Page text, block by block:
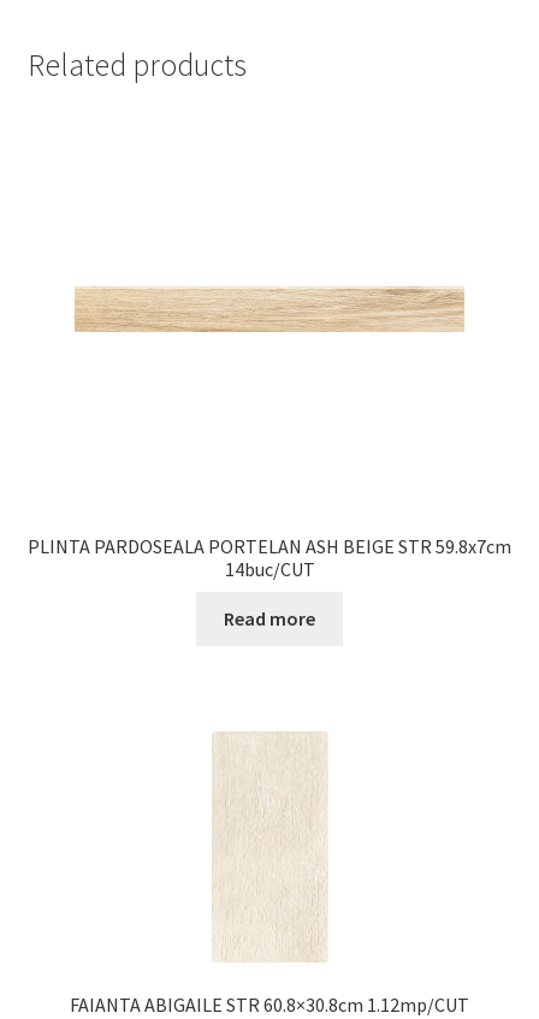
Related products
PLINTA PARDOSEALA PORTELAN ASH BEIGE STR 59.8x7cm
14buc/CUT
Read more
FAIANTA ABIGAILE STR 60.8×30.8cm 1.12mp/CUT